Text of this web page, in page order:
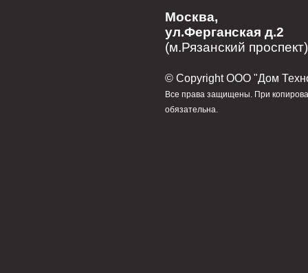
Москва,
ул.Ферганская д.2
(м.Рязанский проспект)
© Сopyright ООО "Дом
Все права защищены. При
обязательна.